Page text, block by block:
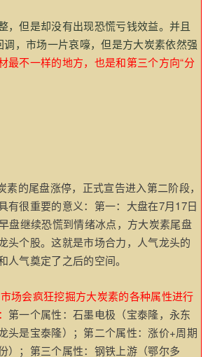
，但是却没有出现恐慌亏钱效益。并且
调，市场一片哀嚎，但是方大炭素依然强
最不一样的地方，也是和第三个方向“分
的尾盘涨停，正式宣告进入第二阶段，
有很重要的意义：第一：大盘在7月17日
盘继续恐慌到情绪冰点，方大炭素尾盘
头个股。这就是市场合力，人气龙头的
人气奠定了之后的空间。
会疯狂挖掘方大炭素的各种属性进行
第一个属性：石墨电极（宝泰隆，永东
头是宝泰隆）； 第二个属性：涨价+周期
）； 第三个属性：钢铁上游（鄂尔多